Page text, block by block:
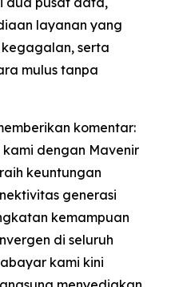
layanan yang
serta
mulus tanpa
komentar:
dengan Mavenir
keuntungan
generasi
kemampuan
di seluruh
kami kini